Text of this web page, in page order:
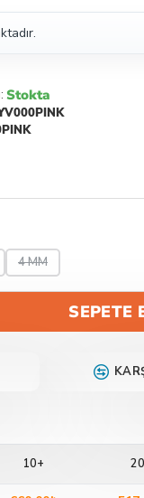
Stokta
4 MM
SEPETE
10+